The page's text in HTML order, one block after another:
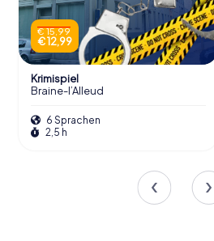
€ 15,99
€ 12,99
Krimispiel
Braine-l’Alleud
6 Sprachen
2,5 h